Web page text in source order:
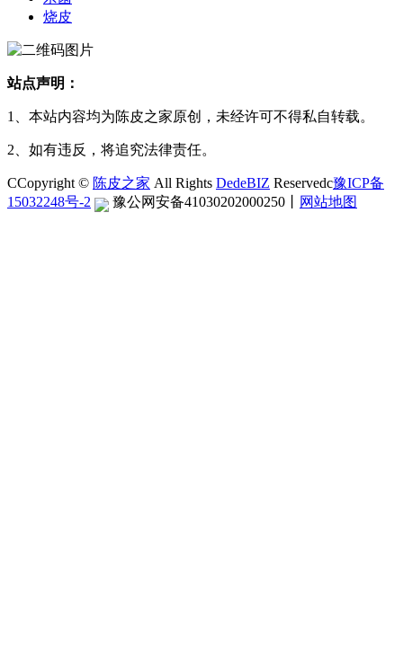
烧皮
站点声明：
1、本站内容均为陈皮之家原创，未经许可不得私自转载。
2、如有违反，将追究法律责任。
CCopyright © 陈皮之家 All Rights DedeBIZ Reservedc豫ICP备
15032248号-2
豫公网安备41030202000250 网站地图